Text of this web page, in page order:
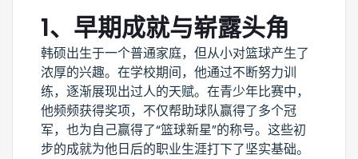
1、早期成就与崭露头角
韩硕出生于一个普通家庭，但从小对篮球产生了
浓厚的兴趣。在学校期间，他通过不断努力训
练，逐渐展现出过人的天赋。在青少年比赛中，
他频频获得奖项，不仅帮助球队赢得了多个冠
军，也为自己赢得了“篮球新星”的称号。这些初
步的成就为他日后的职业生涯打下了坚实基础。